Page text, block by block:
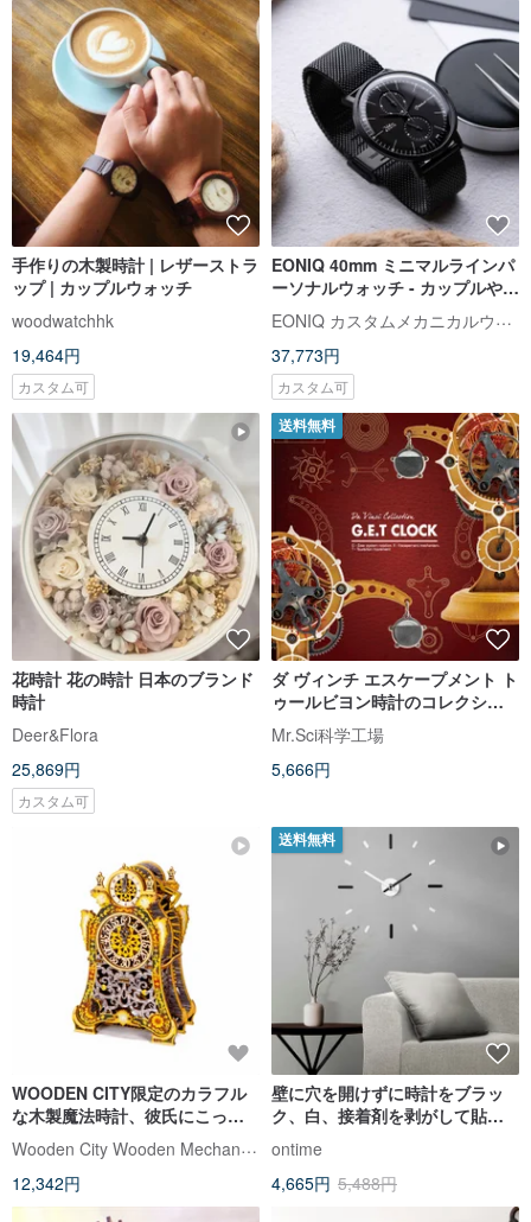
手作りの木製時計 | レザーストラ
ップ | カップルウォッチ
woodwatchhk
19,464円
カスタム可
EONIQ 40mm ミニマルラインパ
ーソナルウォッチ - カップルや親
友へのギフト。無料刻印。
EONIQ カスタムメカニカルウォッチ
37,773円
カスタム可
花時計 花の時計 日本のブランド
時計
Deer&Flora
25,869円
カスタム可
送料無料
ダ ヴィンチ エスケープメント ト
ゥールビヨン時計のコレクショ
ン DIY 組み立てモデル
Mr.Sci科学工場
5,666円
WOODEN CITY限定のカラフル
な木製魔法時計、彼氏にこっそ
り用意した手作りプレゼント
Wooden City Wooden Mechanical Models
12,342円
送料無料
壁に穴を開けずに時計をブラッ
ク、白、接着剤を剥がして貼り
付け、パターンに従って56cmに
取り付けます。
ontime
4,665円 5,488円